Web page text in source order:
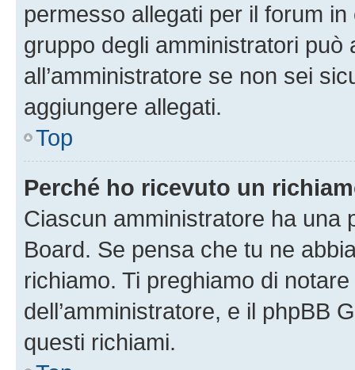
permesso allegati per il forum
gruppo degli amministratori può
all’amministratore se non sei
aggiungere allegati.
Top
Perché ho ricevuto un
Ciascun amministratore ha una
Board. Se pensa che tu ne
richiamo. Ti preghiamo di
dell’amministratore, e il phpBB
questi richiami.